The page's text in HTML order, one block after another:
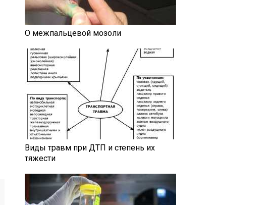
О межпальцевой мозоли
Виды травм при ДТП и степень их
тяжести